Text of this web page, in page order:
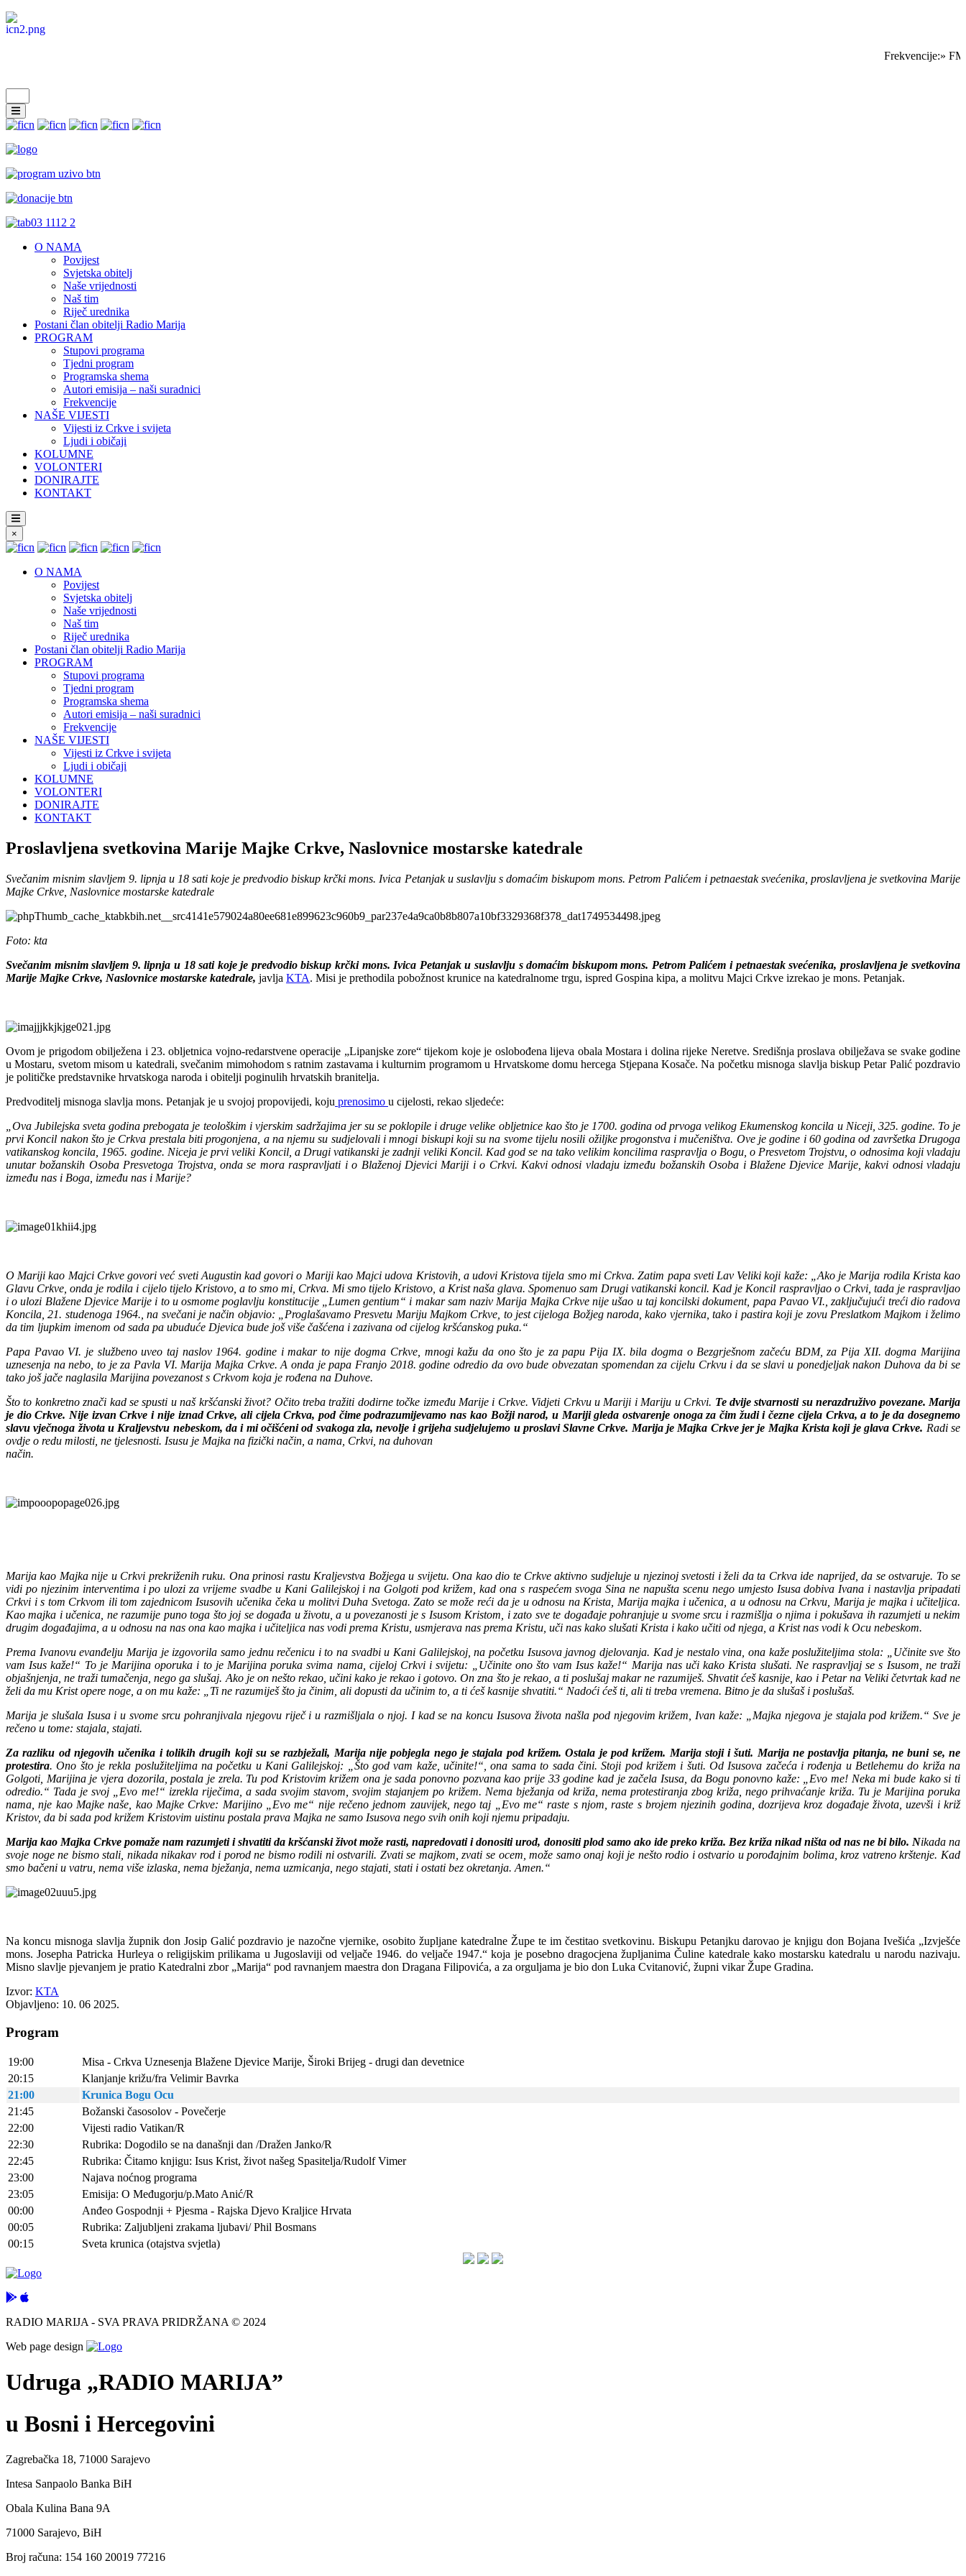
Frekvencije:» FM
O NAMA
Povijest
Svjetska obitelj
Naše vrijednosti
Naš tim
Riječ urednika
Postani član obitelji Radio Marija
PROGRAM
Stupovi programa
Tjedni program
Programska shema
Autori emisija – naši suradnici
Frekvencije
NAŠE VIJESTI
Vijesti iz Crkve i svijeta
Ljudi i običaji
KOLUMNE
VOLONTERI
DONIRAJTE
KONTAKT
×
O NAMA
Povijest
Svjetska obitelj
Naše vrijednosti
Naš tim
Riječ urednika
Postani član obitelji Radio Marija
PROGRAM
Stupovi programa
Tjedni program
Programska shema
Autori emisija – naši suradnici
Frekvencije
NAŠE VIJESTI
Vijesti iz Crkve i svijeta
Ljudi i običaji
KOLUMNE
VOLONTERI
DONIRAJTE
KONTAKT
Proslavljena svetkovina Marije Majke Crkve, Naslovnice mostarske katedrale
Svečanim misnim slavljem 9. lipnja u 18 sati koje je predvodio biskup krčki mons. Ivica Petanjak u suslavlju s domaćim biskupom mons. Petrom Palićem i petnaestak svećenika, proslavljena je svetkovina Marije
Majke Crkve, Naslovnice mostarske katedrale
Foto: kta
Svečanim misnim slavljem 9. lipnja u 18 sati koje je predvodio biskup krčki mons. Ivica Petanjak u suslavlju s domaćim biskupom mons. Petrom Palićem i petnaestak svećenika, proslavljena je svetkovina
Marije Majke Crkve, Naslovnice mostarske katedrale, javlja KTA. Misi je prethodila pobožnost krunice na katedralnome trgu, ispred Gospina kipa, a molitvu Majci Crkve izrekao je mons. Petanjak.
Ovom je prigodom obilježena i 23. obljetnica vojno-redarstvene operacije „Lipanjske zore“ tijekom koje je oslobođena lijeva obala Mostara i dolina rijeke Neretve. Središnja proslava obilježava se svake godine
u Mostaru, svetom misom u katedrali, svečanim mimohodom s ratnim zastavama i kulturnim programom u Hrvatskome domu hercega Stjepana Kosače. Na početku misnoga slavlja biskup Petar Palić pozdravio
je političke predstavnike hrvatskoga naroda i obitelji poginulih hrvatskih branitelja.
Predvoditelj misnoga slavlja mons. Petanjak je u svojoj propovijedi, koju prenosimo u cijelosti, rekao sljedeće:
„Ova Jubilejska sveta godina prebogata je teološkim i vjerskim sadržajima jer su se poklopile i druge velike obljetnice kao što je 1700. godina od prvoga velikog Ekumenskog koncila u Niceji, 325. godine. To je
prvi Koncil nakon što je Crkva prestala biti progonjena, a na njemu su sudjelovali i mnogi biskupi koji su na svome tijelu nosili ožiljke progonstva i mučeništva. Ove je godine i 60 godina od završetka Drugoga
vatikanskog koncila, 1965. godine. Niceja je prvi veliki Koncil, a Drugi vatikanski je zadnji veliki Koncil. Kad god se na tako velikim koncilima raspravlja o Bogu, o Presvetom Trojstvu, o odnosima koji vladaju
unutar božanskih Osoba Presvetoga Trojstva, onda se mora raspravljati i o Blaženoj Djevici Mariji i o Crkvi. Kakvi odnosi vladaju između božanskih Osoba i Blažene Djevice Marije, kakvi odnosi vladaju
između nas i Boga, između nas i Marije?
O Mariji kao Majci Crkve govori već sveti Augustin kad govori o Mariji kao Majci udova Kristovih, a udovi Kristova tijela smo mi Crkva. Zatim papa sveti Lav Veliki koji kaže: „Ako je Marija rodila Krista kao
Glavu Crkve, onda je rodila i cijelo tijelo Kristovo, a to smo mi, Crkva. Mi smo tijelo Kristovo, a Krist naša glava. Spomenuo sam Drugi vatikanski koncil. Kad je Koncil raspravljao o Crkvi, tada je raspravljao
i o ulozi Blažene Djevice Marije i to u osmome poglavlju konstitucije „Lumen gentium“ i makar sam naziv Marija Majka Crkve nije ušao u taj koncilski dokument, papa Pavao VI., zaključujući treći dio radova
Koncila, 21. studenoga 1964., na svečani je način objavio: „Proglašavamo Presvetu Mariju Majkom Crkve, to jest cijeloga Božjeg naroda, kako vjernika, tako i pastira koji je zovu Preslatkom Majkom i želimo
da tim ljupkim imenom od sada pa ubuduće Djevica bude još više čašćena i zazivana od cijelog kršćanskog puka.“
Papa Pavao VI. je službeno uveo taj naslov 1964. godine i makar to nije dogma Crkve, mnogi kažu da ono što je za papu Pija IX. bila dogma o Bezgrješnom začeću BDM, za Pija XII. dogma Marijina
uznesenja na nebo, to je za Pavla VI. Marija Majka Crkve. A onda je papa Franjo 2018. godine odredio da ovo bude obvezatan spomendan za cijelu Crkvu i da se slavi u ponedjeljak nakon Duhova da bi se
tako još jače naglasila Marijina povezanost s Crkvom koja je rođena na Duhove.
Što to konkretno znači kad se spusti u naš kršćanski život? Očito treba tražiti dodirne točke između Marije i Crkve. Vidjeti Crkvu u Mariji i Mariju u Crkvi. Te dvije stvarnosti su nerazdruživo povezane. Marija
je dio Crkve. Nije izvan Crkve i nije iznad Crkve, ali cijela Crkva, pod čime podrazumijevamo nas kao Božji narod, u Mariji gleda ostvarenje onoga za čim žudi i čezne cijela Crkva, a to je da dosegnemo
slavu vječnoga života u Kraljevstvu nebeskom, da i mi očišćeni od svakoga zla, nevolje i grijeha sudjelujemo u proslavi Slavne Crkve. Marija je Majka Crkve jer je Majka Krista koji je glava Crkve. Radi se
ovdje o redu milosti, ne tjelesnosti. Isusu je Majka na fizički način, a nama, Crkvi, na duhovan
način.
Marija kao Majka nije u Crkvi prekriženih ruku. Ona prinosi rastu Kraljevstva Božjega u svijetu. Ona kao dio te Crkve aktivno sudjeluje u njezinoj svetosti i želi da ta Crkva ide naprijed, da se ostvaruje. To se
vidi po njezinim interventima i po ulozi za vrijeme svadbe u Kani Galilejskoj i na Golgoti pod križem, kad ona s raspećem svoga Sina ne napušta scenu nego umjesto Isusa dobiva Ivana i nastavlja pripadati
Crkvi i s tom Crkvom ili tom zajednicom Isusovih učenika čeka u molitvi Duha Svetoga. Zato se može reći da je u odnosu na Krista, Marija majka i učenica, a u odnosu na Crkvu, Marija je majka i učiteljica.
Kao majka i učenica, ne razumije puno toga što joj se događa u životu, a u povezanosti je s Isusom Kristom, i zato sve te događaje pohranjuje u svome srcu i razmišlja o njima i pokušava ih razumjeti u nekim
drugim događajima, a u odnosu na nas ona kao majka i učiteljica nas vodi prema Kristu, usmjerava nas prema Kristu, uči nas kako slušati Krista i kako učiti od njega, a Krist nas vodi k Ocu nebeskom.
Prema Ivanovu evanđelju Marija je izgovorila samo jednu rečenicu i to na svadbi u Kani Galilejskoj, na početku Isusova javnog djelovanja. Kad je nestalo vina, ona kaže poslužiteljima stola: „Učinite sve što
vam Isus kaže!“ To je Marijina oporuka i to je Marijina poruka svima nama, cijeloj Crkvi i svijetu: „Učinite ono što vam Isus kaže!“ Marija nas uči kako Krista slušati. Ne raspravljaj se s Isusom, ne traži
objašnjenja, ne traži tumačenja, nego ga slušaj. Ako je on nešto rekao, učini kako je rekao i gotovo. On zna što je rekao, a ti poslušaj makar ne razumiješ. Shvatit ćeš kasnije, kao i Petar na Veliki četvrtak kad ne
želi da mu Krist opere noge, a on mu kaže: „Ti ne razumiješ što ja činim, ali dopusti da učinim to, a ti ćeš kasnije shvatiti.“ Nadoći ćeš ti, ali ti treba vremena. Bitno je da slušaš i poslušaš.
Marija je slušala Isusa i u svome srcu pohranjivala njegovu riječ i u razmišljala o njoj. I kad se na koncu Isusova života našla pod njegovim križem, Ivan kaže: „Majka njegova je stajala pod križem.“ Sve je
rečeno u tome: stajala, stajati.
Za razliku od njegovih učenika i tolikih drugih koji su se razbježali, Marija nije pobjegla nego je stajala pod križem. Ostala je pod križem. Marija stoji i šuti. Marija ne postavlja pitanja, ne buni se, ne
protestira. Ono što je rekla poslužiteljima na početku u Kani Galilejskoj: „Što god vam kaže, učinite!“, ona sama to sada čini. Stoji pod križem i šuti. Od Isusova začeća i rođenja u Betlehemu do križa na
Golgoti, Marijina je vjera dozorila, postala je zrela. Tu pod Kristovim križem ona je sada ponovno pozvana kao prije 33 godine kad je začela Isusa, da Bogu ponovno kaže: „Evo me! Neka mi bude kako si ti
odredio.“ Tada je svoj „Evo me!“ izrekla riječima, a sada svojim stavom, svojim stajanjem po križem. Nema bježanja od križa, nema protestiranja zbog križa, nego prihvaćanje križa. Tu je Marijina poruka
nama, nje kao Majke naše, kao Majke Crkve: Marijino „Evo me“ nije rečeno jednom zauvijek, nego taj „Evo me“ raste s njom, raste s brojem njezinih godina, dozrijeva kroz događaje života, uzevši i križ
Kristov, da bi sada pod križem Kristovim uistinu postala prava Majka ne samo Isusova nego svih onih koji njemu pripadaju.
Marija kao Majka Crkve pomaže nam razumjeti i shvatiti da kršćanski život može rasti, napredovati i donositi urod, donositi plod samo ako ide preko križa. Bez križa nikad ništa od nas ne bi bilo. Nikada na
svoje noge ne bismo stali, nikada nikakav rod i porod ne bismo rodili ni ostvarili. Zvati se majkom, zvati se ocem, može samo onaj koji je nešto rodio i ostvario u porođajnim bolima, kroz vatreno krštenje. Kad
smo bačeni u vatru, nema više izlaska, nema bježanja, nema uzmicanja, nego stajati, stati i ostati bez okretanja. Amen.“
Na koncu misnoga slavlja župnik don Josip Galić pozdravio je nazočne vjernike, osobito župljane katedralne Župe te im čestitao svetkovinu. Biskupu Petanjku darovao je knjigu don Bojana Ivešića „Izvješće
mons. Josepha Patricka Hurleya o religijskim prilikama u Jugoslaviji od veljače 1946. do veljače 1947.“ koja je posebno dragocjena župljanima Čuline katedrale kako mostarsku katedralu u narodu nazivaju.
Misno slavlje pjevanjem je pratio Katedralni zbor „Marija“ pod ravnanjem maestra don Dragana Filipovića, a za orguljama je bio don Luka Cvitanović, župni vikar Župe Gradina.
Izvor: KTA
Objavljeno: 10. 06 2025.
Program
19:00
Misa - Crkva Uznesenja Blažene Djevice Marije, Široki Brijeg - drugi dan devetnice
20:15
Klanjanje križu/fra Velimir Bavrka
21:00
Krunica Bogu Ocu
21:45
Božanski časosolov - Povečerje
22:00
Vijesti radio Vatikan/R
22:30
Rubrika: Dogodilo se na današnji dan /Dražen Janko/R
22:45
Rubrika: Čitamo knjigu: Isus Krist, život našeg Spasitelja/Rudolf Vimer
23:00
Najava noćnog programa
23:05
Emisija: O Međugorju/p.Mato Anić/R
00:00
Anđeo Gospodnji + Pjesma - Rajska Djevo Kraljice Hrvata
00:05
Rubrika: Zaljubljeni zrakama ljubavi/ Phil Bosmans
00:15
Sveta krunica (otajstva svjetla)
RADIO MARIJA - SVA PRAVA PRIDRŽANA © 2024
Web page design
Udruga „RADIO MARIJA”
u Bosni i Hercegovini
Zagrebačka 18, 71000 Sarajevo
Intesa Sanpaolo Banka BiH
Obala Kulina Bana 9A
71000 Sarajevo, BiH
Broj računa: 154 160 20019 77216